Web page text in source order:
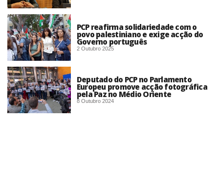
PCP reafirma solidariedade com o
povo palestiniano e exige acção do
Governo português
2 Outubro 2025
Deputado do PCP no Parlamento
Europeu promove acção fotográfica
pela Paz no Médio Oriente
8 Outubro 2024